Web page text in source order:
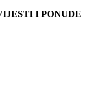
I PONUDE